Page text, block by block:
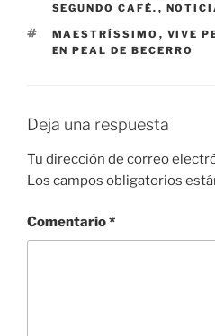
SEGUNDO CAFÉ. ,
ETIQUETAS
MAESTRÍSSIMO , VIVE
EN PEAL DE BECERRO
Deja una respuesta
Tu dirección de correo
Los campos obligatorios
Comentario*